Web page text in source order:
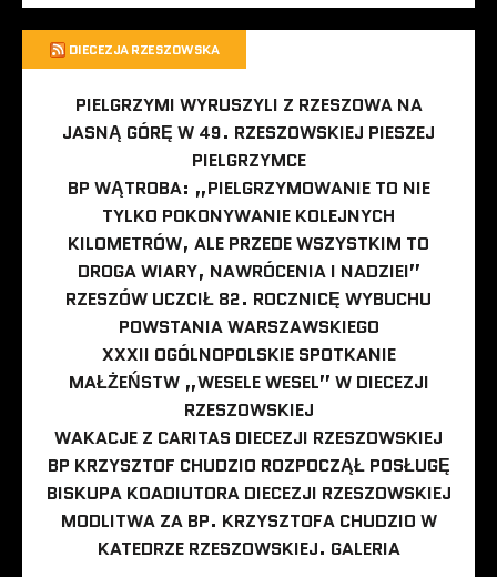
DIECEZJA RZESZOWSKA
PIELGRZYMI WYRUSZYLI Z RZESZOWA NA
JASNĄ GÓRĘ W 49. RZESZOWSKIEJ PIESZEJ
PIELGRZYMCE
BP WĄTROBA: „PIELGRZYMOWANIE TO NIE
TYLKO POKONYWANIE KOLEJNYCH
KILOMETRÓW, ALE PRZEDE WSZYSTKIM TO
DROGA WIARY, NAWRÓCENIA I NADZIEI”
RZESZÓW UCZCIŁ 82. ROCZNICĘ WYBUCHU
POWSTANIA WARSZAWSKIEGO
XXXII OGÓLNOPOLSKIE SPOTKANIE
MAŁŻEŃSTW „WESELE WESEL” W DIECEZJI
RZESZOWSKIEJ
WAKACJE Z CARITAS DIECEZJI RZESZOWSKIEJ
BP KRZYSZTOF CHUDZIO ROZPOCZĄŁ POSŁUGĘ
BISKUPA KOADIUTORA DIECEZJI RZESZOWSKIEJ
MODLITWA ZA BP. KRZYSZTOFA CHUDZIO W
KATEDRZE RZESZOWSKIEJ. GALERIA